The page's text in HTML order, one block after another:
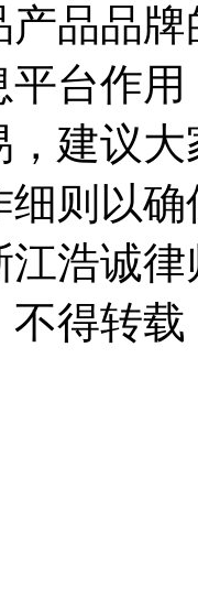
品品
台作
建议
则以
浩诚
不得转载